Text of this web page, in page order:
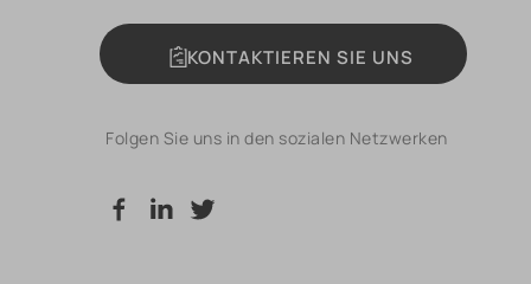
KONTAKTIEREN SIE UNS
Folgen Sie uns in den sozialen Netzwerken